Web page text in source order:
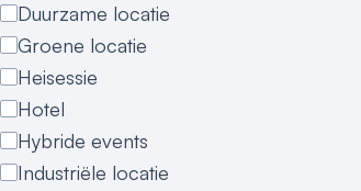
Duurzame locatie
Groene locatie
Heisessie
Hotel
Hybride events
Industriële locatie